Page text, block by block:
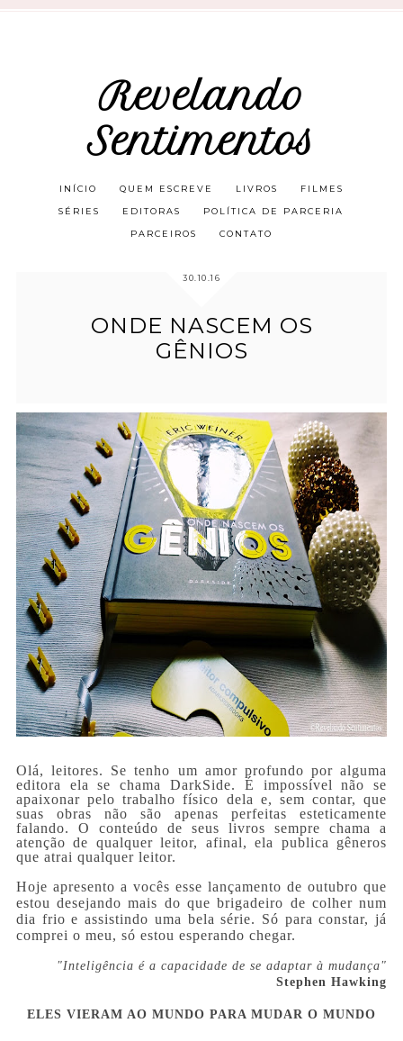
Revelando
Sentimentos
INÍCIO QUEM ESCREVE LIVROS FILMES
SÉRIES EDITORAS POLÍTICA DE PARCERIA
PARCEIROS CONTATO
30.10.16
ONDE NASCEM OS
GÊNIOS
Olá, leitores. Se tenho um amor profundo por alguma
editora ela se chama DarkSide. É impossível não se
apaixonar pelo trabalho físico dela e, sem contar, que
suas obras não são apenas perfeitas esteticamente
falando. O conteúdo de seus livros sempre chama a
atenção de qualquer leitor, afinal, ela publica gêneros
que atrai qualquer leitor.
Hoje apresento a vocês esse lançamento de outubro que
estou desejando mais do que brigadeiro de colher num
dia frio e assistindo uma bela série. Só para constar, já
comprei o meu, só estou esperando chegar.
"Inteligência é a capacidade de se adaptar à mudança"
Stephen Hawking
ELES VIERAM AO MUNDO PARA MUDAR O MUNDO